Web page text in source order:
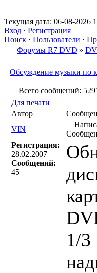
Текущая дата: 06-08-2026
Вход · Регистрация
Поиск · Пользователи ·
Форумы R7 DVD »
Обсуждение музыки по
Всего сообщений:
Для печати
Автор
VIN
Регистрация:
28.02.2007
Сообщений:
45
1/3